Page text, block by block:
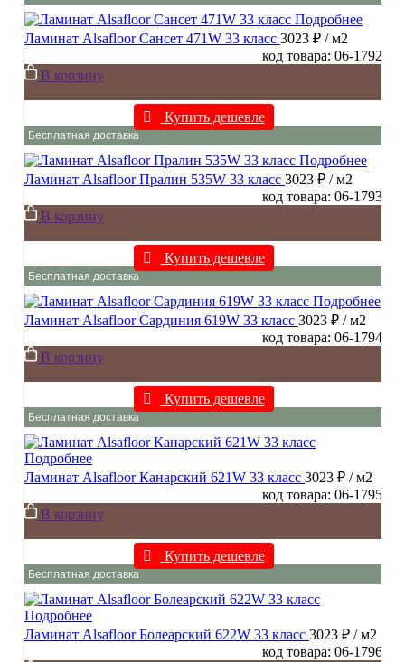
Подробнее
Ламинат Alsafloor Сансет 471W 33 класс 3023 ₽ / м2
код товара: 06-1792
В корзину
Купить дешевле
Бесплатная доставка
Подробнее
Ламинат Alsafloor Пралин 535W 33 класс 3023 ₽ / м2
код товара: 06-1793
В корзину
Купить дешевле
Бесплатная доставка
Подробнее
Ламинат Alsafloor Сардиния 619W 33 класс 3023 ₽ / м2
код товара: 06-1794
В корзину
Купить дешевле
Бесплатная доставка
Подробнее
Ламинат Alsafloor Канарский 621W 33 класс 3023 ₽ / м2
код товара: 06-1795
В корзину
Купить дешевле
Бесплатная доставка
Подробнее
Ламинат Alsafloor Болеарский 622W 33 класс 3023 ₽ / м2
код товара: 06-1796